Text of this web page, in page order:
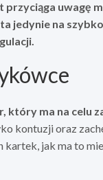
uwagę
jedynie na
ma na celu
kontuzji oraz
jak ma to